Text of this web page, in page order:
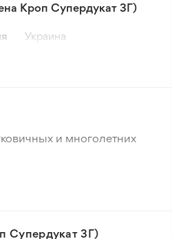
что делает этот сорт
для использования в
ГМО, что
и качество.
Кроп Супердукат 3Г)
Украина
и многолетних
новинки каждого
Супердукат 3Г)